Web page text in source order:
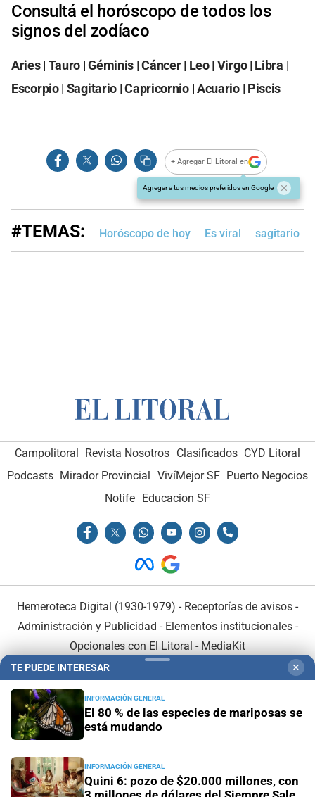
Consultá el horóscopo de todos los
signos del zodíaco
Aries| Tauro |Géminis |Cáncer| Leo| Virgo| Libra |
Escorpio| Sagitario |Capricornio|Acuario| Piscis
+ Agregar El Litoral en
Agregar a tus medios preferidos en Google
#TEMAS: Horóscopo de hoy Es viral sagitario
Campolitoral Revista Nosotros Clasificados CYD Litoral
Podcasts Mirador Provincial VivíMejor SF Puerto Negocios
Notife Educacion SF
Hemeroteca Digital (1930-1979) - Receptorías de avisos -
Administración y Publicidad - Elementos institucionales-
Opcionales con El Litoral - MediaKit
En Asociación con:
TE PUEDE INTERESAR ✕
INFORMACIÓN GENERAL
El 80 % de las especies de mariposas se
está mudando
INFORMACIÓN GENERAL
Quini 6: pozo de $20.000 millones, con